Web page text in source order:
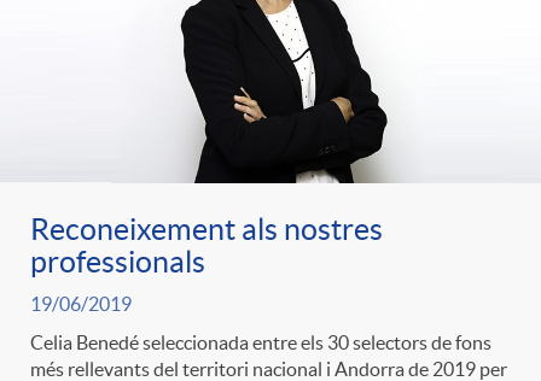
Reconeixement als nostres
professionals
19/06/2019
Celia Benedé seleccionada entre els 30 selectors de fons
més rellevants del territori nacional i Andorra de 2019 per